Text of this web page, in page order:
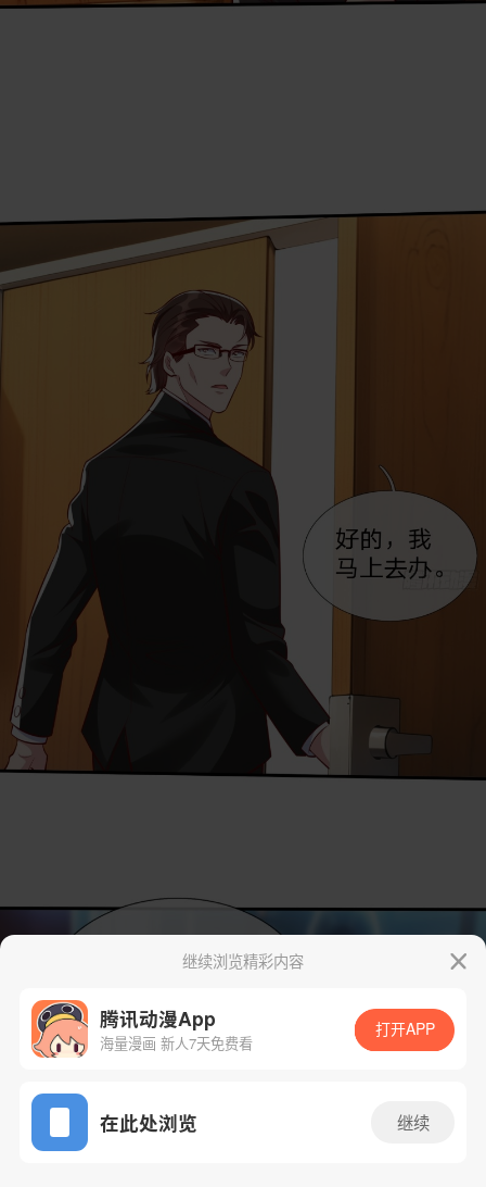
App免费看
继续浏览精彩内容
腾讯动漫App
海量漫画 新人7天免费看
打开APP
在此处浏览 继续